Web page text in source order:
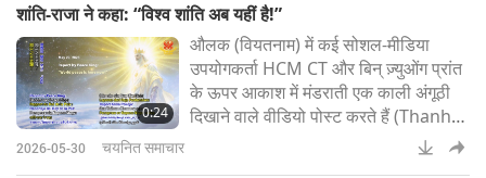
प्राप्तकर्ता अलेक्ज़ान्द्र कुलाकोव (वीगन) ने
फ्रांसीसी चैरिटी एलिस केयर और यूक्रेनी
(यूरेनी) चैरिटी ज़्लागोडा के स्व
शांति-राजा ने कहा: “विश्व शांति अब यहीं है!”
0:24
औलक (वियतनाम) में कई सोशल-मीडिया
उपयोगकर्ता HCM CT और बिन् ज़्युओंग प्रांत
के ऊपर आकाश में मंडराती एक काली अंगूठी
दिखाने वाले वीडियो पोस्ट करते हैं (Thanh
Niên)सुप्रीम मास्टर चिंग हाई (वीगन) “उम्मीद
है कि इस बार यह सच में लोगों को समझ आएगी
2026-05-30 चयनित समाचार